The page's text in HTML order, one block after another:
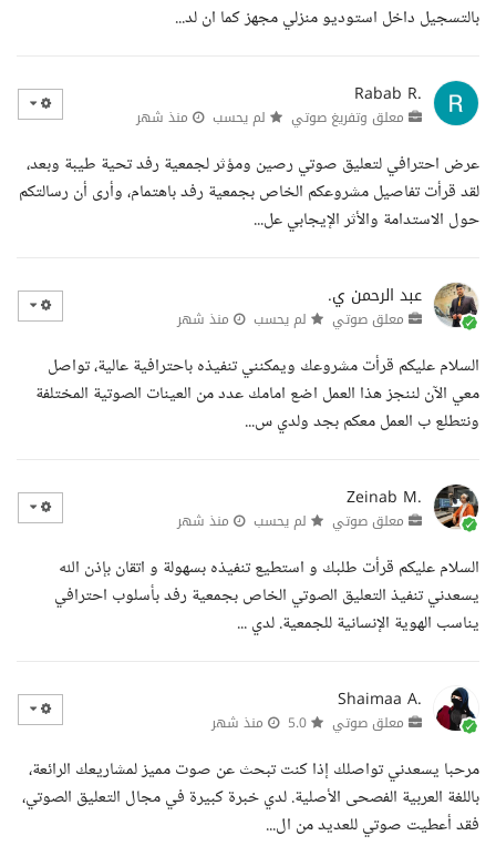
بالتسجيل داخل استوديو منزلي مجهز كما ان لد...
Rabab R.
معلق وتفريغ صوتي لم يحسب منذ شهر
عرض احترافي لتعليق صوتي رصين ومؤثر لجمعية رفد تحية طيبة وبعد،
لقد قرأت تفاصيل مشروعكم الخاص بجمعية رفد باهتمام، وأرى أن رسالتكم
حول الاستدامة والأثر الإيجابي عل...
عبد الرحمن ي.
معلق صوتي لم يحسب منذ شهر
السلام عليكم قرأت مشروعك ويمكنني تنفيذه باحترافية عالية، تواصل
معي الآن لننجز هذا العمل اضع امامك عدد من العينات الصوتية المختلفة
ونتطلع ب العمل معكم بجد ولدي س...
Zeinab M.
معلق صوتي لم يحسب منذ شهر
السلام عليكم قرأت طلبك و استطيع تنفيذه بسهولة و اتقان بإذن الله
يسعدني تنفيذ التعليق الصوتي الخاص بجمعية رفد بأسلوب احترافي
يناسب الهوية الإنسانية للجمعية. لدي ...
Shaimaa A.
معلق صوتي منذ شهر
مرحبا يسعدني تواصلك إذا كنت تبحث عن صوت مميز لمشاريعك الرائعة،
باللغة العربية الفصحى الأصلية. لدي خبرة كبيرة في مجال التعليق الصوتي،
فقد أعطيت صوتي للعديد من ال...